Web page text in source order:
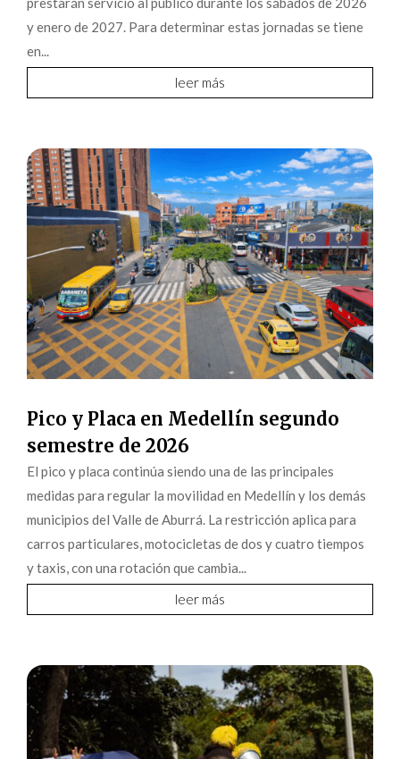
y enero de 2027. Para determinar estas jornadas se tiene
en...
leer más
Pico y Placa en Medellín segundo
semestre de 2026
El pico y placa continúa siendo una de las principales
medidas para regular la movilidad en Medellín y los demás
municipios del Valle de Aburrá. La restricción aplica para
carros particulares, motocicletas de dos y cuatro tiempos
y taxis, con una rotación que cambia...
leer más